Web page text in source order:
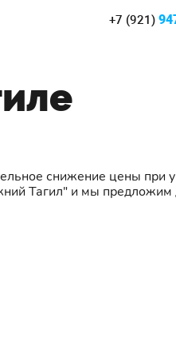
+7 (921)
снижение цены при
Тагил" и мы предложим